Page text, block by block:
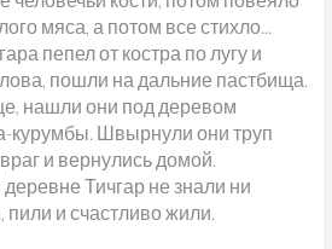
мяса, а потом все стихло...
пепел от костра по лугу и
пошли на дальние пастбища.
нашли они под деревом
курумбы. Швырнули они труп
и вернулись домой.
Тичгар не знали ни
пили и счастливо жили.